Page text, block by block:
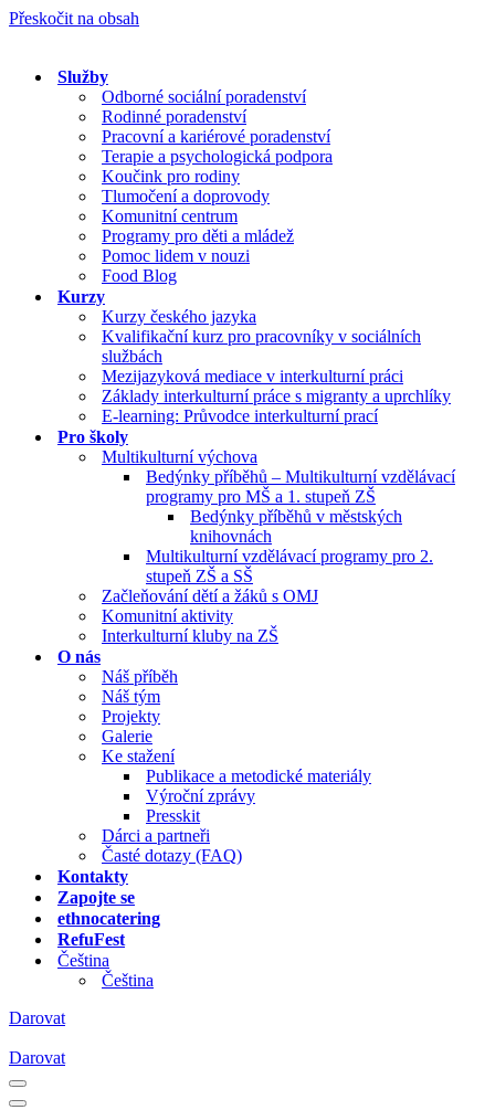
Přeskočit na obsah
Služby
Odborné sociální poradenství
Rodinné poradenství
Pracovní a kariérové poradenství
Terapie a psychologická podpora
Koučink pro rodiny
Tlumočení a doprovody
Komunitní centrum
Programy pro děti a mládež
Pomoc lidem v nouzi
Food Blog
Kurzy
Kurzy českého jazyka
Kvalifikační kurz pro pracovníky v sociálních
službách
Mezijazyková mediace v interkulturní práci
Základy interkulturní práce s migranty a uprchlíky
E-learning: Průvodce interkulturní prací
Pro školy
Multikulturní výchova
Bedýnky příběhů – Multikulturní vzdělávací
programy pro MŠ a 1. stupeň ZŠ
Bedýnky příběhů v městských
knihovnách
Multikulturní vzdělávací programy pro 2.
stupeň ZŠ a SŠ
Začleňování dětí a žáků s OMJ
Komunitní aktivity
Interkulturní kluby na ZŠ
O nás
Náš příběh
Náš tým
Projekty
Galerie
Ke stažení
Publikace a metodické materiály
Výroční zprávy
Presskit
Dárci a partneři
Časté dotazy (FAQ)
Kontakty
Zapojte se
ethnocatering
RefuFest
Čeština
Čeština
Darovat
Darovat
Navigační